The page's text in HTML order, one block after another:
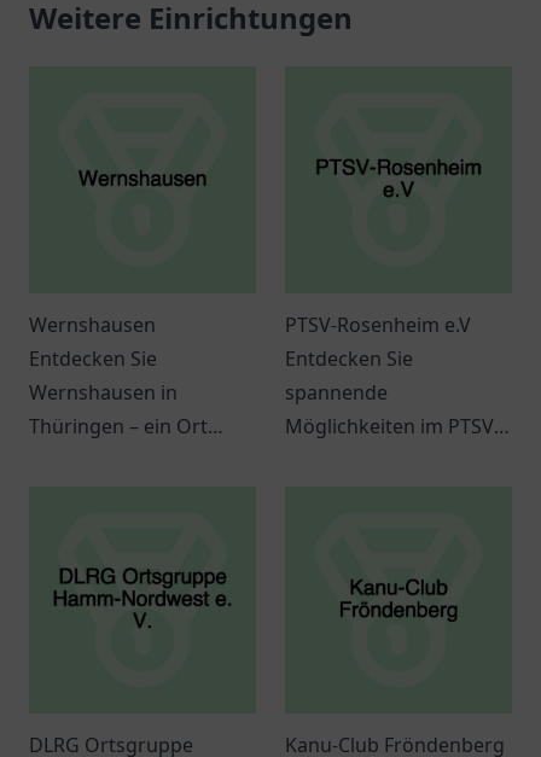
Weitere Einrichtungen
Wernshausen
Entdecken Sie
Wernshausen in
Thüringen – ein Ort
Sie die charmante
Atmosphäre selbst!
PTSV-Rosenheim e.V
Entdecken Sie
spannende
Möglichkeiten im PTSV-
DLRG Ortsgruppe Kanu-Club Fröndenberg